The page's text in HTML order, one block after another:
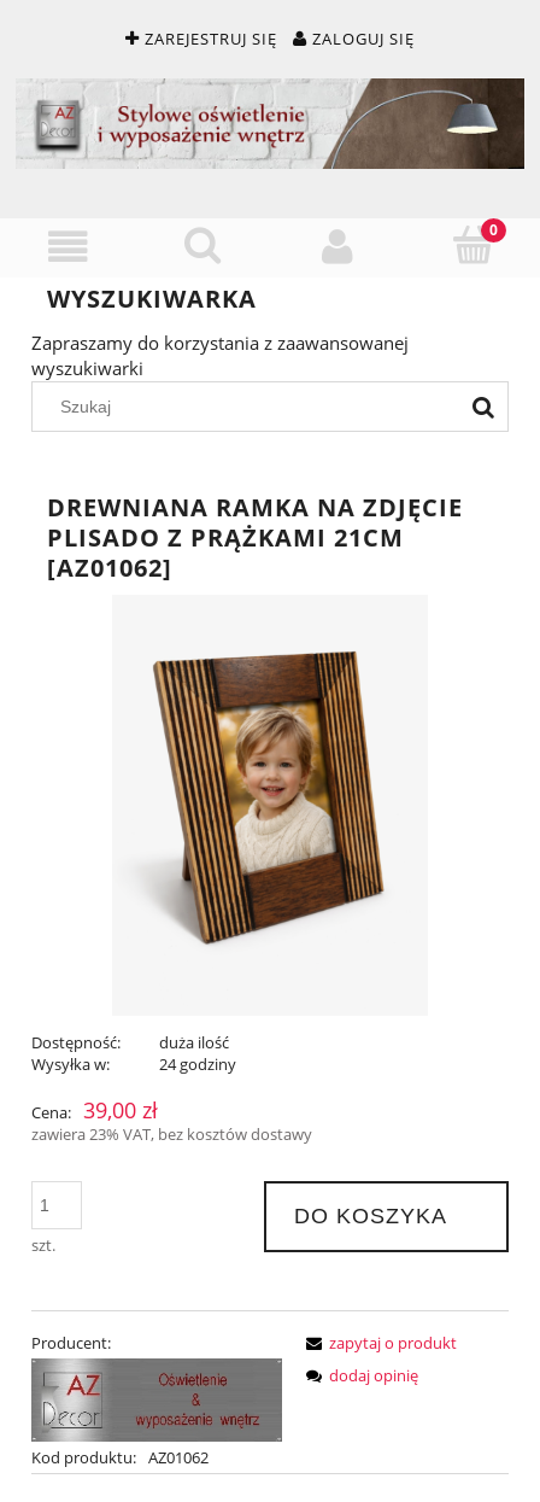
ZAREJESTRUJ SIĘ ZALOGUJ SIĘ
WYSZUKIWARKA
Zapraszamy do korzystania z zaawansowanej
wyszukiwarki
DREWNIANA RAMKA NA ZDJĘCIE
PLISADO Z PRĄŻKAMI 21CM
[AZ01062]
Dostępność:
duża ilość
Wysyłka w:
24 godziny
Cena: 39,00 zł
zawiera 23% VAT, bez kosztów dostawy
szt.
DO KOSZYKA
Producent:
Kod produktu: AZ01062
zapytaj o produkt
dodaj opinię